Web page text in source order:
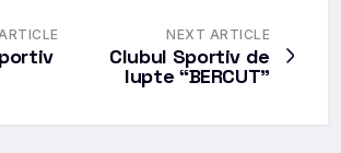
NEXT ARTICLE
Clubul Sportiv de
lupte “BERCUT”